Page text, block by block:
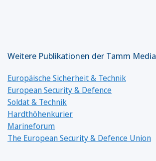
Weitere Publikationen der Tamm Media
Europäische Sicherheit & Technik
European Security & Defence
Soldat & Technik
Hardthöhenkurier
Marineforum
The European Security & Defence Union